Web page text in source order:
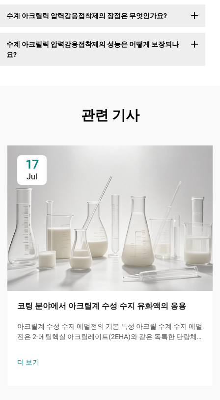
수계 아크릴릭 압력감응접착제의 장점은 무엇인가요?
수계 아크릴릭 압력감응접착제의 성능은 어떻게 보장되나
요?
관련 기사
17
Jul
코팅 분야에서 아크릴계 수성 수지 유화액의 응용
아크릴계 수성 수지 에멀전의 기본 특성 아크릴 수계 수지 에멀
전은 2-에틸헥실 아크릴레이트(2EHA)와 같은 독특한 단량체
온도를 낮추어 우수한 내후성과 유연성을 제공한다.
더 보기